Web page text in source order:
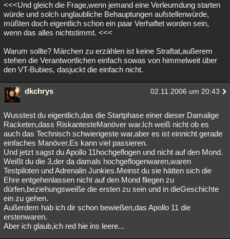
<<<Und gleich die Frage,wenn jemand eine Verleumdung starten
würde und solch unglaubliche Behauptungen aufstellenwürde,
müßten doch eigentlich schon ein paar Verhaftet worden sein,
wenn das alles nichtstimmt. <<<
Warum sollte? Märchen zu erzählen ist keine Straftat,außerem
stehen die Verantwortlichen einfach sowas von himmelweit über
den VT-Bubies, dasjuckt die einfach nicht.
dkchrys 02.11.2006 um 20:43
Wusstest du eigentlich,das die Startphase einer dieser Damalige
Racketen,dass RiskantesteManöver war.Ich weiß nicht ob es
auch das Technisch schwierigeste war,aber es ist einnicht gerade
einfaches Manöver.Es kann viel passieren.
Und jetzt sagst du Apollo 11hochgeflogen und nicht auf den Mond.
Weißt du die 3,der da damals hochgeflogenwaren,waren
Testpiloten und Adrenalin Junkies.Meinst du sie hätten sich die
Ehre entgehenlassen nicht auf den Mond fliegen zu
dürfen,beziehungsweiße die ersten zu sein und in dieGeschichte
ein zu gehen.
Außerdem hab ich dir schon bewießen,das Apollo 11 die
erstenwaren.
Aber ich glaub,ich red hie ins leere...